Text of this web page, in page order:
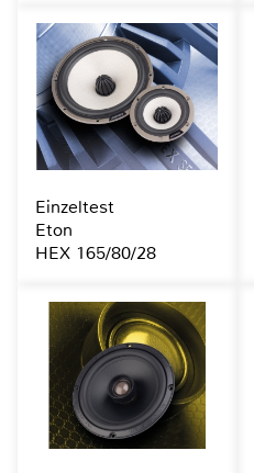
Einzeltest
Eton
HEX 165/80/28